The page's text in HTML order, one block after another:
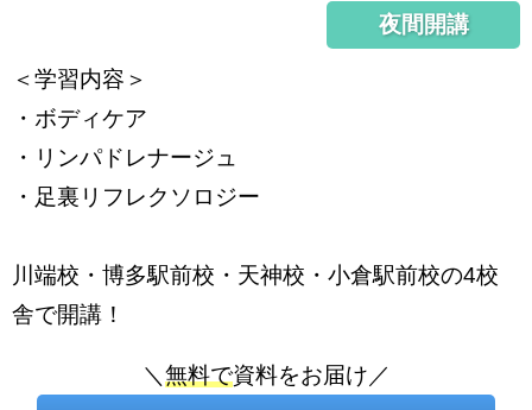
夜間開講
＜学習内容＞
・ボディケア
・リンパドレナージュ
・足裏リフレクソロジー
川端校・博多駅前校・天神校・小倉駅前校の4校
舎で開講！
＼ 無料で資料をお届け／